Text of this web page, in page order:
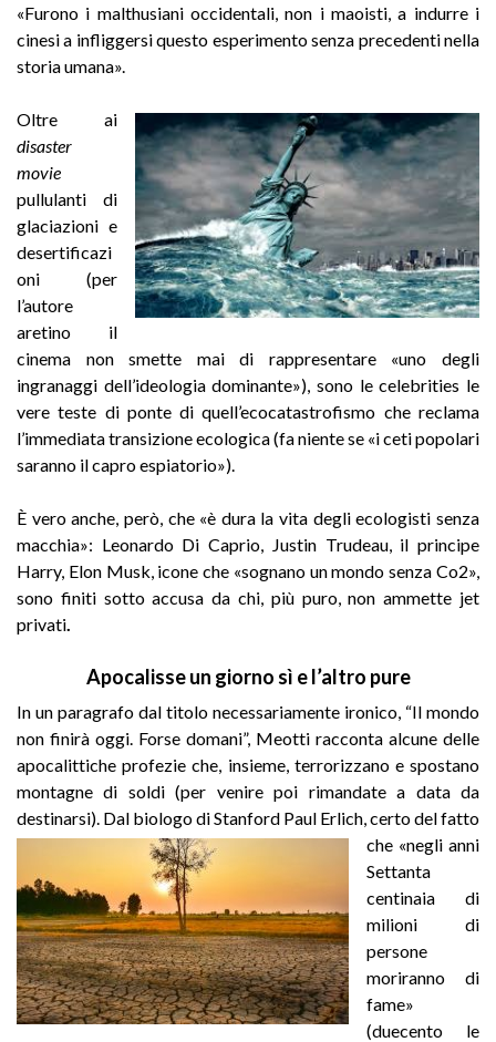
«Furono i malthusiani occidentali, non i maoisti, a indurre i
cinesi a infliggersi questo esperimento senza precedenti nella
storia umana».
Oltre ai
disaster
movie
pullulanti di
glaciazioni e
desertificazi
oni (per
l’autore
aretino il
cinema non smette mai di rappresentare «uno degli
ingranaggi dell’ideologia dominante»), sono le celebrities le
vere teste di ponte di quell’ecocatastrofismo che reclama
l’immediata transizione ecologica (fa niente se «i ceti popolari
saranno il capro espiatorio»).
È vero anche, però, che «è dura la vita degli ecologisti senza
macchia»: Leonardo Di Caprio, Justin Trudeau, il principe
Harry, Elon Musk, icone che «sognano un mondo senza Co2»,
sono finiti sotto accusa da chi, più puro, non ammette jet
privati
Apocalisse un giorno sì e l’altro pure
In un paragrafo dal titolo necessariamente ironico, “Il mondo
non finirà oggi. Forse domani”, Meotti racconta alcune delle
apocalittiche profezie che, insieme, terrorizzano e spostano
montagne di soldi (per venire poi rimandate a data da
destinarsi). Dal biologo di Stanford Paul Erlich, certo del fatto
che «negli anni
Settanta
centinaia di
milioni di
persone
moriranno di
fame»
(duecento le